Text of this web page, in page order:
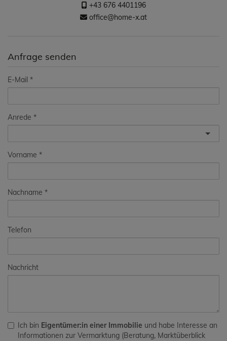
+43 676 4401196
office@home-x.at
Anfrage senden
E-Mail
Anrede
Vorname
Nachname
Telefon
Nachricht
Ich bin Eigentümer:in einer Immobilie und habe Interesse an
Informationen zur Vermarktung (Beratung, Marktüberblick